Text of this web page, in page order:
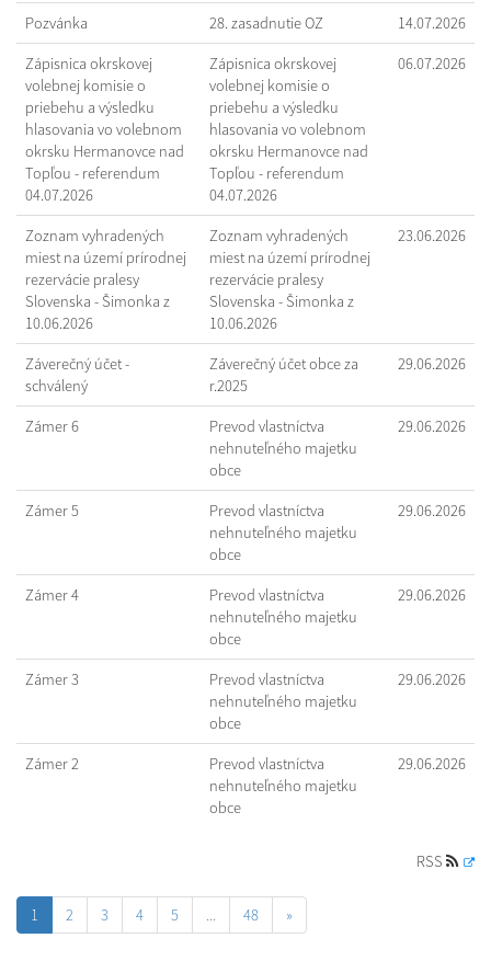
Pozvánka 28. zasadnutie OZ 14.07.2026
Zápisnica okrskovej
volebnej komisie o
priebehu a výsledku
hlasovania vo volebnom
okrsku Hermanovce nad
Topľou - referendum
04.07.2026
Zápisnica okrskovej
volebnej komisie o
priebehu a výsledku
hlasovania vo volebnom
okrsku Hermanovce nad
Topľou - referendum
04.07.2026
06.07.2026
Zoznam vyhradených
miest na území prírodnej
rezervácie pralesy
Slovenska - Šimonka z
10.06.2026
Zoznam vyhradených
miest na území prírodnej
rezervácie pralesy
Slovenska - Šimonka z
10.06.2026
23.06.2026
Záverečný účet -
schválený
Záverečný účet obce za
r.2025
29.06.2026
Zámer 6
Prevod vlastníctva
nehnuteľného majetku
obce
29.06.2026
Zámer 5
Prevod vlastníctva
nehnuteľného majetku
obce
29.06.2026
Zámer 4
Prevod vlastníctva
nehnuteľného majetku
obce
29.06.2026
Zámer 3
Prevod vlastníctva
nehnuteľného majetku
obce
29.06.2026
Zámer 2
Prevod vlastníctva
nehnuteľného majetku
obce
29.06.2026
RSS
1 2 3 4 5 ... 48 »